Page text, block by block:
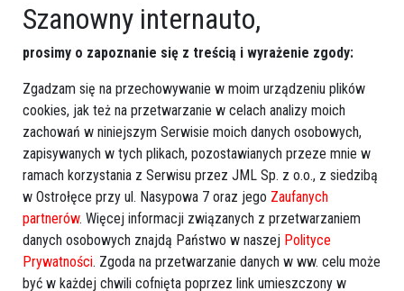
II miejsce - Małgorzata Szymańska z Kadzidła, Klaudia Lenda
z Kadzidła,
Kadzidła.
Nagrody dla uczniów klas IV-VI szkoły podstawowej
ufundował Starosta Ostrołęcki, dla uczniów klas I-III
gimnazjum Wójt Gminy Kadzidło.
GOOGLE NEWS
Obserwuj nas i otrzymuj nowe wiadomości
Szanowny internauto,
prosimy o zapoznanie się z treścią i wyrażenie zgody:
Zgadzam się na przechowywanie w moim urządzeniu plików
cookies, jak też na przetwarzanie w celach analizy moich
zachowań w niniejszym Serwisie moich danych osobowych,
zapisywanych w tych plikach, pozostawianych przeze mnie w
ramach korzystania z Serwisu przez JML Sp. z o.o., z siedzibą
w Ostrołęce przy ul. Nasypowa 7 oraz jego Zaufanych
partnerów. Więcej informacji związanych z przetwarzaniem
danych osobowych znajdą Państwo w naszej Polityce
Prywatności. Zgoda na przetwarzanie danych w ww. celu może
być w każdej chwili cofnięta poprzez link umieszczony w